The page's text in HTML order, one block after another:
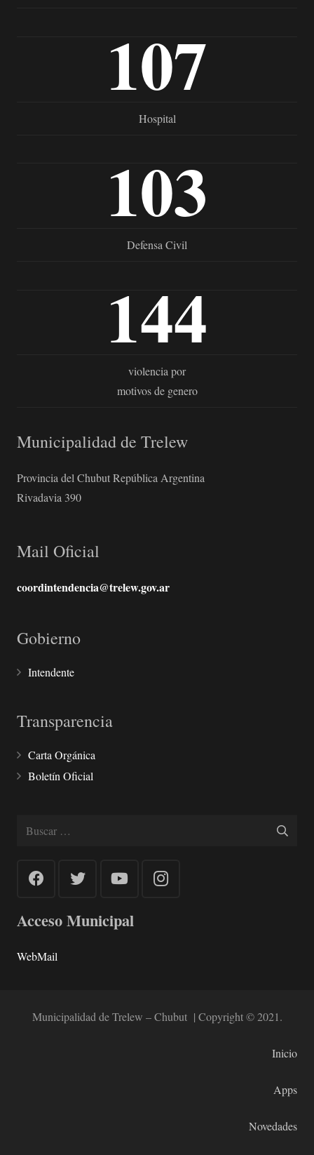
107
Hospital
103
Defensa Civil
144
violencia por
motivos de genero
Municipalidad de Trelew
Provincia del Chubut República Argentina
Rivadavia 390
Mail Oficial
coordintendencia@trelew.gov.ar
Gobierno
Intendente
Transparencia
Carta Orgánica
Boletín Oficial
Buscar:
Acceso Municipal
WebMail
Municipalidad de Trelew – Chubut | Copyright © 2021.
Inicio
Apps
Novedades